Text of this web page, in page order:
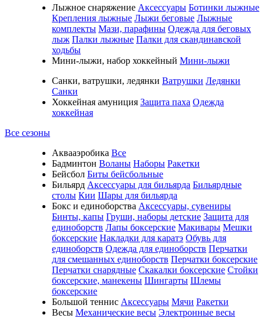
Лыжное снаряжение Аксессуары Ботинки лыжные
Крепления лыжные Лыжи беговые Лыжные
комплекты Мази, парафины Одежда для беговых
лыж Палки лыжные Палки для скандинавской
ходьбы
Мини-лыжи, набор хоккейный Мини-лыжи
Санки, ватрушки, ледянки Ватрушки Ледянки
Санки
Хоккейная амуниция Защита паха Одежда
хоккейная
Все сезоны
Аквааэробика Все
Бадминтон Воланы Наборы Ракетки
Бейсбол Биты бейсбольные
Бильярд Аксессуары для бильярда Бильярдные
столы Кии Шары для бильярда
Бокс и единоборства Аксессуары, сувениры
Бинты, капы Груши, наборы детские Защита для
единоборств Лапы боксерские Макивары Мешки
боксерские Накладки для каратэ Обувь для
единоборств Одежда для единоборств Перчатки
для смешанных единоборств Перчатки боксерские
Перчатки снарядные Скакалки боксерские Стойки
боксерские, манекены Шингарты Шлемы
боксерские
Большой теннис Аксессуары Мячи Ракетки
Весы Механические весы Электронные весы